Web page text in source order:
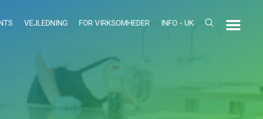
VEJLEDNING FOR VIRKSOMHEDER INFO - UK